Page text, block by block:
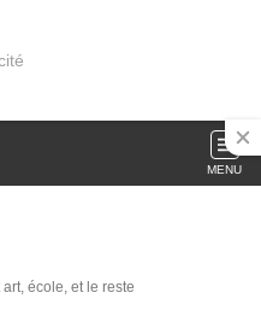
MENU
école, et le reste